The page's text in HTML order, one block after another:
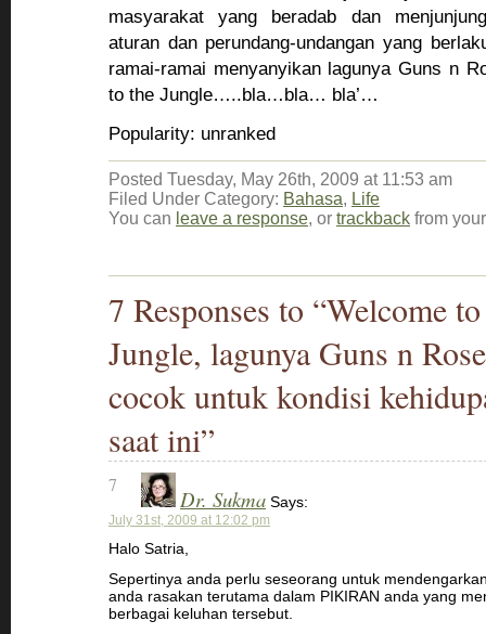
masyarakat yang beradab dan
aturan dan perundang-undangan yang
ramai-ramai menyanyikan lagunya Guns n
to the Jungle…..bla…bla… bla’…
Popularity: unranked
Posted Tuesday, May 26th, 2009 at 11:53 am
Filed Under Category: Bahasa, Life
You can leave a response, or trackback from
7 Responses to “Welcome
Jungle, lagunya Guns n
cocok untuk kondisi
saat ini”
7
Dr. Sukma Says:
July 31st, 2009 at 12:02 pm
Halo Satria,
Sepertinya anda perlu seseorang untuk
anda rasakan terutama dalam PIKIRAN anda yang
berbagai keluhan tersebut.